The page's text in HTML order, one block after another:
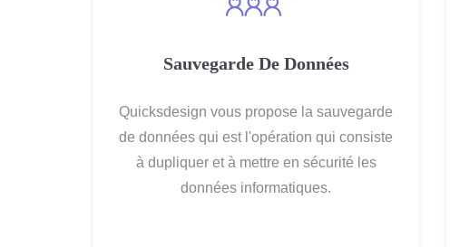
Sauvegarde De Données
Quicksdesign vous propose la sauvegarde
de données qui est l'opération qui consiste
à dupliquer et à mettre en sécurité les
données informatiques.